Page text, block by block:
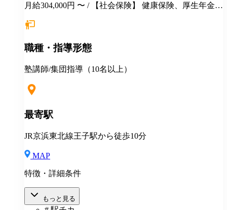
月給304,000円 〜 / 【社会保険】 健康保険、厚生年金保
永年勤続表彰 季節講習報奨金 各種インセンティブ制度
職／教務主任） 各種優待、割引 健康診断 長短貸付 各
入社祝金（最大40万円支給） ★地方からの上京入社、
伴う場合 住居の斡旋 引越し費用一部補助（25万円～35
職種・指導形態
塾講師/集団指導（10名以上）
最寄駅
JR京浜東北線王子駅から徒歩10分
MAP
特徴・詳細条件
もっと見る